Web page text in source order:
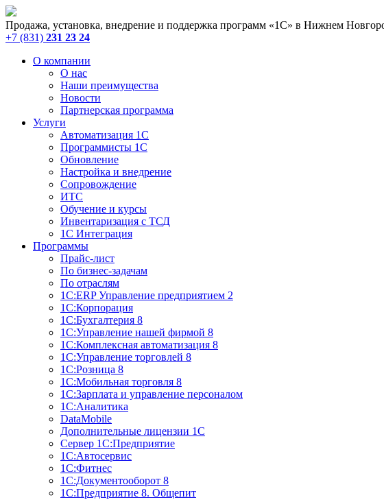
Продажа, установка, внедрение и поддержка программ «1С» в Нижнем
+7 (831) 231 23 24
О компании
О нас
Наши преимущества
Новости
Партнерская программа
Услуги
Автоматизация 1С
Программисты 1С
Обновление
Настройка и внедрение
Сопровождение
ИТС
Обучение и курсы
Инвентаризация с ТСД
1С Интеграция
Программы
Прайс-лист
По бизнес-задачам
По отраслям
1C:ERP Управление предприятием 2
1С:Корпорация
1С:Бухгалтерия 8
1С:Управление нашей фирмой 8
1С:Комплексная автоматизация 8
1С:Управление торговлей 8
1С:Розница 8
1С:Мобильная торговля 8
1С:Зарплата и управление персоналом
1С:Аналитика
DataMobile
Дополнительные лицензии 1С
Сервер 1С:Предприятие
1С:Автосервис
1С:Фитнес
1С:Документооборот 8
1С:Предприятие 8. Общепит